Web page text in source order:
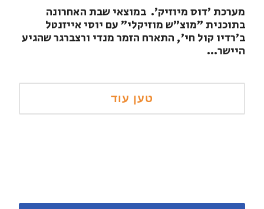
מערכת 'דוס מיוזיק'. במוצאי שבת האחרונה
בתוכנית "מוצ"ש מוזיקלי" עם יוסי אייזנטל
ב'רדיו קול חי', התארח הזמר מנדי ורצברגר שהגיע
היישר...